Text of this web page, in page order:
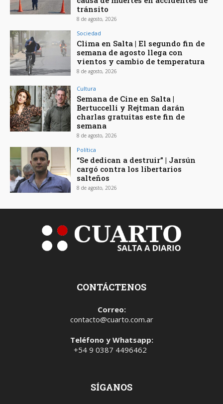
tránsito
8 de agosto, 2026
Sociedad
Clima en Salta | El segundo fin de
semana de agosto llega con
vientos y cambio de temperatura
8 de agosto, 2026
Cultura
Semana de Cine en Salta |
Bertuccelli y Rejtman darán
charlas gratuitas este fin de
semana
8 de agosto, 2026
Política
“Se dedican a destruir” | Jarsún
cargó contra los libertarios
salteños
8 de agosto, 2026
CONTÁCTENOS
Correo:
contacto@cuarto.com.ar
Teléfono y Whatsapp:
+54 9 0387 4496462
SÍGANOS